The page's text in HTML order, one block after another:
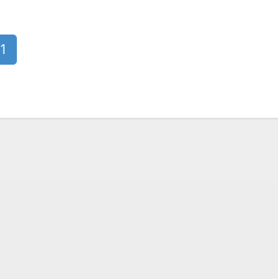
1(current)